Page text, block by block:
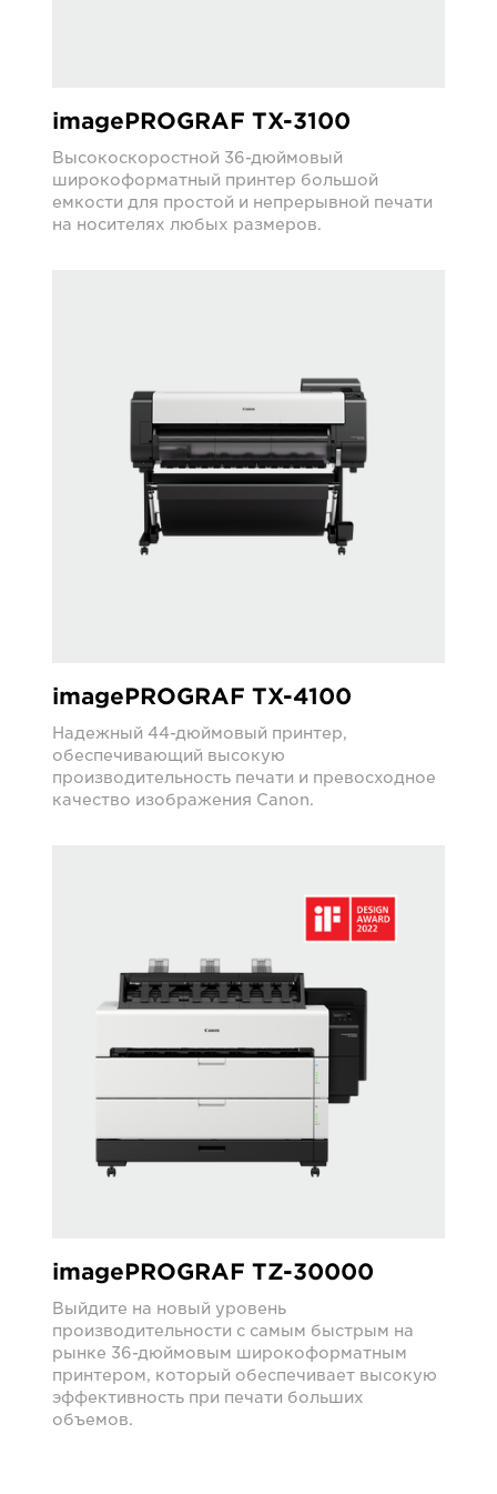
imagePROGRAF TX-3100
Высокоскоростной 36-дюймовый
широкоформатный принтер большой
емкости для простой и непрерывной печати
на носителях любых размеров.
imagePROGRAF TX-4100
Надежный 44-дюймовый принтер,
обеспечивающий высокую
производительность печати и превосходное
качество изображения Canon.
imagePROGRAF TZ-30000
Выйдите на новый уровень
производительности с самым быстрым на
рынке 36-дюймовым широкоформатным
принтером, который обеспечивает высокую
эффективность при печати больших
объемов.